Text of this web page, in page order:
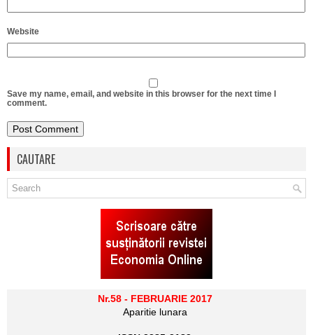
Website
Save my name, email, and website in this browser for the next time I
comment.
CAUTARE
Nr.58 - FEBRUARIE 2017
Aparitie lunara